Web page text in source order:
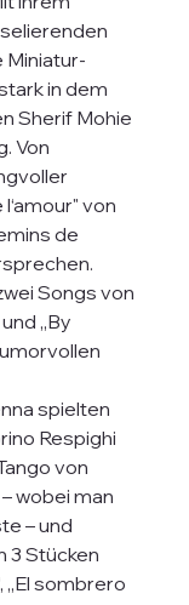
Miniatur-
in dem
Sherif Mohie
Von
amour" von
de
Songs von
„By
spielten
Respighi
von
wobei man
– und
3 Stücken
„El sombrero